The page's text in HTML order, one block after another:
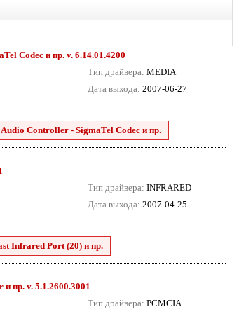
Codec и пр. v. 6.14.01.4200
Тип драйвера: MEDIA
Дата выхода: 2007-06-27
Controller - SigmaTel Codec и пр.
Тип драйвера: INFRARED
Дата выхода: 2007-04-25
Infrared Port (20) и пр.
пр. v. 5.1.2600.3001
Тип драйвера: PCMCIA